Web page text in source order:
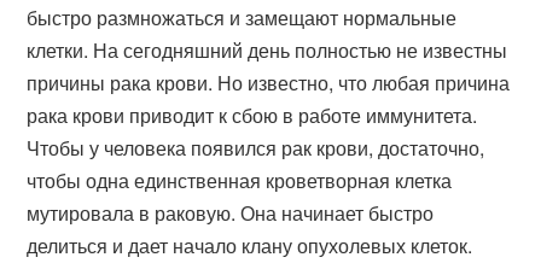
быстро размножаться и замещают нормальные
клетки. На сегодняшний день полностью не известны
причины рака крови. Но известно, что любая причина
рака крови приводит к сбою в работе иммунитета.
Чтобы у человека появился рак крови, достаточно,
чтобы одна единственная кроветворная клетка
мутировала в раковую. Она начинает быстро
делиться и дает начало клану опухолевых клеток.